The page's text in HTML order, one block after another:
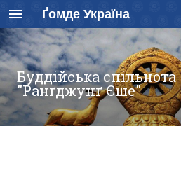
Ґомде Україна
Буддійська спільнота
"Ранґджунґ Єше"